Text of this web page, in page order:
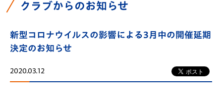
クラブからのお知らせ
新型コロナウイルスの影響による3月中の開催延期
決定のお知らせ
2020.03.12